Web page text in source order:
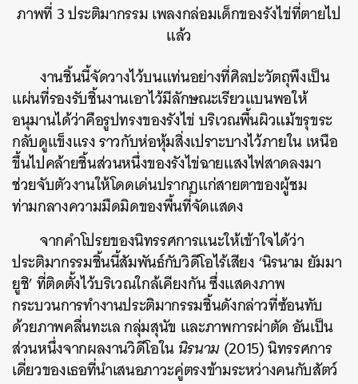
ภาพที่ 3 ประติมากรรม เพลงกล่อมเด็กของรังไข่ที่ตายไป
แล้ว
งานชิ้นนี้จัดวางไว้บนแท่นอย่างที่ศิลปะวัตถุพึงเป็น
แผ่นที่รองรับชิ้นงานเอาไว้มีลักษณะเรียวแบนพอให้
อนุมานได้ว่าคือรูปทรงของรังไข่ บริเวณพื้นผิวแม้ขรุขระ
กลับดูแข็งแรง ราวกับห่อหุ้มสิ่งเปราะบางไว้ภายใน เหนือ
ขึ้นไปคล้ายชิ้นส่วนหนึ่งของรังไข่ฉายแสงไฟสาดลงมา
ช่วยจับตัวงานให้โดดเด่นปรากฏแก่สายตาของผู้ชม
ท่ามกลางความมืดมิดของพื้นที่จัดแสดง
จากคำโปรยของนิทรรศการแนะให้เข้าใจได้ว่า
ประติมากรรมชิ้นนี้สัมพันธ์กับวิดีโอไร้เสียง ‘นิรนาม ยัมมา
ยูชิ’ ที่ติดตั้งไว้บริเวณใกล้เคียงกัน ซึ่งแสดงภาพ
กระบวนการทำงานประติมากรรมชิ้นดังกล่าวที่ซ้อนทับ
ด้วยภาพคลื่นทะเล กลุ่มสุนัข และภาพการผ่าตัด อันเป็น
ส่วนหนึ่งจากผลงานวิดีโอในนิรนาม(2015) นิทรรศการ
เดี่ยวของเธอที่นำเสนอภาวะคู่ตรงข้ามระหว่างคนกับสัตว์